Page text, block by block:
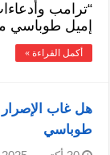
“ترامب
إميل طوباسي
أكمل القراءة »
هل غاب
طوباسي